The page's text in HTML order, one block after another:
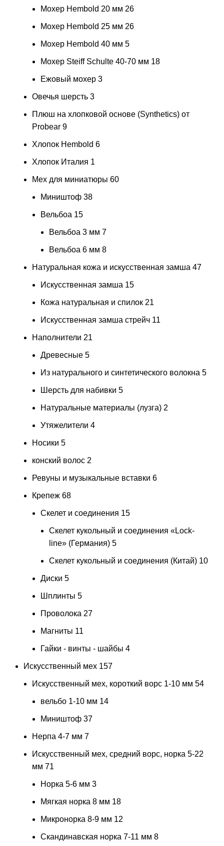
Мохер Hembold 20 мм 26
Мохер Hembold 25 мм 26
Мохер Hembold 40 мм 5
Мохер Steiff Schulte 40-70 мм 18
Ежовый мохер 3
Овечья шерсть 3
Плюш на хлопковой основе (Synthetics) от
Probear 9
Хлопок Hembold 6
Хлопок Италия 1
Мех для миниатюры 60
Миништоф 38
Вельбоа 15
Вельбоа 3 мм 7
Вельбоа 6 мм 8
Натуральная кожа и искусственная замша 47
Искусственная замша 15
Кожа натуральная и спилок 21
Искусственная замша стрейч 11
Наполнители 21
Древесные 5
Из натурального и синтетического волокна 5
Шерсть для набивки 5
Натуральные материалы (лузга) 2
Утяжелители 4
Носики 5
конский волос 2
Ревуны и музыкальные вставки 6
Крепеж 68
Скелет и соединения 15
Скелет кукольный и соединения «Lock-
line» (Германия) 5
Скелет кукольный и соединения (Китай) 10
Диски 5
Шплинты 5
Проволока 27
Магниты 11
Гайки - винты - шайбы 4
Искусственный мех 157
Искусственный мех, короткий ворс 1-10 мм 54
вельбо 1-10 мм 14
Миништоф 37
Нерпа 4-7 мм 7
Искусственный мех, средний ворс, норка 5-22
мм 71
Норка 5-6 мм 3
Мягкая норка 8 мм 18
Микронорка 8-9 мм 12
Скандинавская норка 7-11 мм 8